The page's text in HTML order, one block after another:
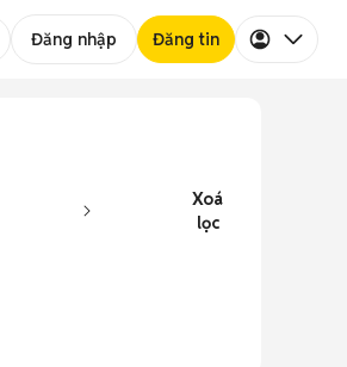
Đăng nhập Đăng tin
Xoá
lọc